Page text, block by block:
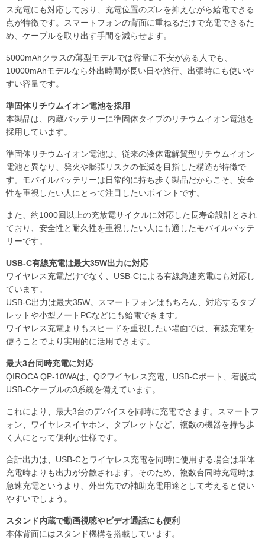
ス充電にも対応しており、充電位置のズレを抑えながら給電できる
点が特徴です。スマートフォンの背面に重ねるだけで充電できるた
め、ケーブルを取り出す手間を減らせます。
5000mAhクラスの薄型モデルでは容量に不安がある人でも、
10000mAhモデルなら外出時間が長い日や旅行、出張時にも使いや
すい容量です。
準固体リチウムイオン電池を採用
本製品は、内蔵バッテリーに準固体タイプのリチウムイオン電池を
採用しています。
準固体リチウムイオン電池は、従来の液体電解質型リチウムイオン
電池と異なり、発火や膨張リスクの低減を目指した構造が特徴で
す。モバイルバッテリーは日常的に持ち歩く製品だからこそ、安全
性を重視したい人にとって注目したいポイントです。
また、約1000回以上の充放電サイクルに対応した長寿命設計とされ
ており、安全性と耐久性を重視したい人にも適したモバイルバッテ
リーです。
USB-C有線充電は最大35W出力に対応
ワイヤレス充電だけでなく、USB-Cによる有線急速充電にも対応し
ています。
USB-C出力は最大35W。スマートフォンはもちろん、対応するタブ
レットや小型ノートPCなどにも給電できます。
ワイヤレス充電よりもスピードを重視したい場面では、有線充電を
使うことでより実用的に活用できます。
最大3台同時充電に対応
QIROCA QP-10WAは、Qi2ワイヤレス充電、USB-Cポート、着脱式
USB-Cケーブルの3系統を備えています。
これにより、最大3台のデバイスを同時に充電できます。スマートフ
ォン、ワイヤレスイヤホン、タブレットなど、複数の機器を持ち歩
く人にとって便利な仕様です。
合計出力は、USB-Cとワイヤレス充電を同時に使用する場合は単体
充電時よりも出力が分散されます。そのため、複数台同時充電時は
急速充電というより、外出先での補助充電用途として考えると使い
やすいでしょう。
スタンド内蔵で動画視聴やビデオ通話にも便利
本体背面にはスタンド機構を搭載しています。